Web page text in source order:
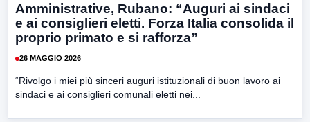
Amministrative, Rubano: “Auguri ai sindaci
e ai consiglieri eletti. Forza Italia consolida il
proprio primato e si rafforza”
26 MAGGIO 2026
“Rivolgo i miei più sinceri auguri istituzionali di buon lavoro ai
sindaci e ai consiglieri comunali eletti nei...